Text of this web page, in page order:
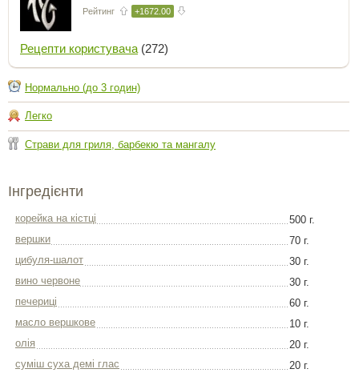
Рейтинг +1672.00
Рецепти користувача (272)
Нормально (до 3 годин)
Легко
Страви для гриля, барбекю та мангалу
Інгредієнти
корейка на кістці
500 г.
вершки
70 г.
цибуля-шалот
30 г.
вино червоне
30 г.
печериці
60 г.
масло вершкове
10 г.
олія
20 г.
суміш суха демі глас
20 г.